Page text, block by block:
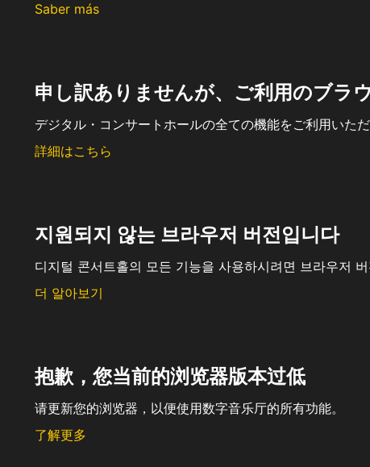
Saber más
申し訳ありませんが、ご利用のブラ
デジタル・コンサートホールの全ての機能をご利用いた
詳細はこちら
지원되지 않는 브라우저 버전입니다
디지털 콘서트홀의 모든 기능을 사용하시려면 브라우저
더 알아보기
抱歉，您当前的浏览器版本过低
请更新您的浏览器，以便使用数字音乐厅的所有功能。
了解更多